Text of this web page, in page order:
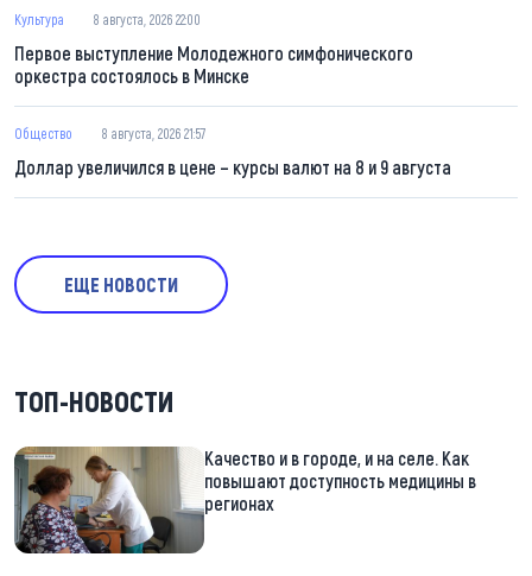
Культура 8 августа, 2026 22:00
Первое выступление Молодежного симфонического
оркестра состоялось в Минске
Общество 8 августа, 2026 21:57
Доллар увеличился в цене – курсы валют на 8 и 9 августа
ЕЩЕ НОВОСТИ
ТОП-НОВОСТИ
Качество и в городе, и на селе. Как
повышают доступность медицины в
регионах